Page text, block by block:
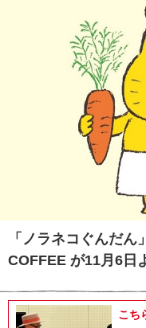
「ノラネコぐんだ
COFFEE が11月6日
こち